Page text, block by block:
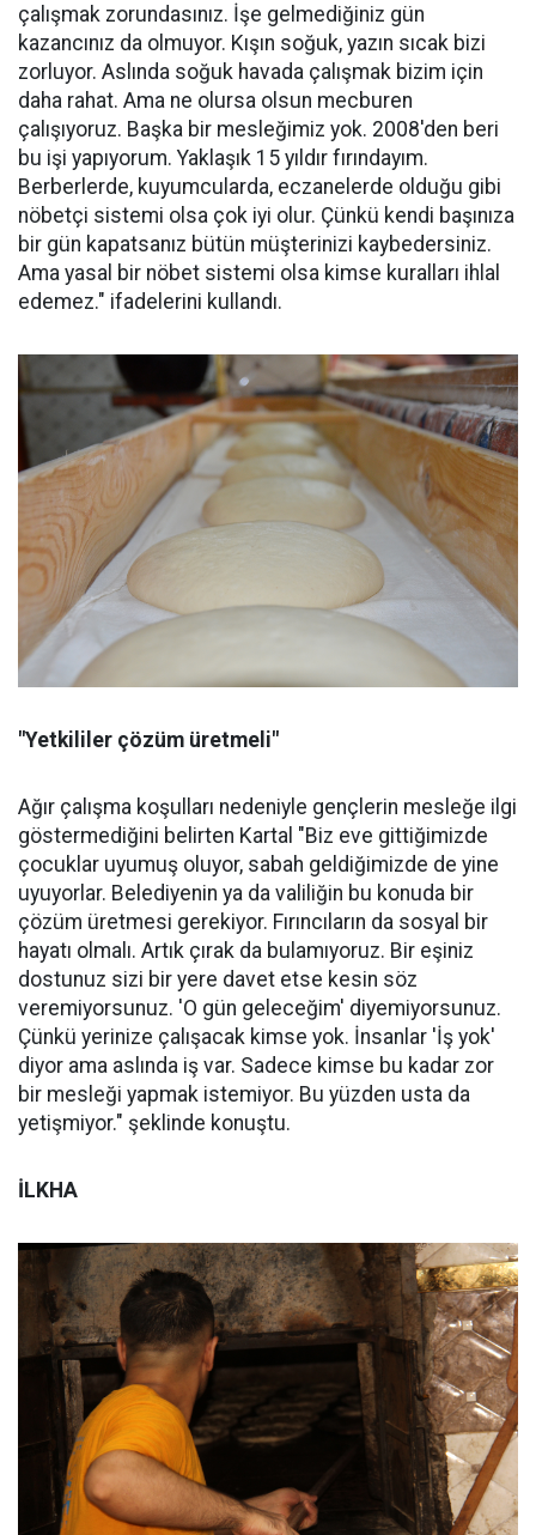
çalışmak zorundasınız. İşe gelmediğiniz gün
kazancınız da olmuyor. Kışın soğuk, yazın sıcak bizi
zorluyor. Aslında soğuk havada çalışmak bizim için
daha rahat. Ama ne olursa olsun mecburen
çalışıyoruz. Başka bir mesleğimiz yok. 2008'den beri
bu işi yapıyorum. Yaklaşık 15 yıldır fırındayım.
Berberlerde, kuyumcularda, eczanelerde olduğu gibi
nöbetçi sistemi olsa çok iyi olur. Çünkü kendi başınıza
bir gün kapatsanız bütün müşterinizi kaybedersiniz.
Ama yasal bir nöbet sistemi olsa kimse kuralları ihlal
edemez." ifadelerini kullandı.
"Yetkililer çözüm üretmeli"
Ağır çalışma koşulları nedeniyle gençlerin mesleğe ilgi
göstermediğini belirten Kartal "Biz eve gittiğimizde
çocuklar uyumuş oluyor, sabah geldiğimizde de yine
uyuyorlar. Belediyenin ya da valiliğin bu konuda bir
çözüm üretmesi gerekiyor. Fırıncıların da sosyal bir
hayatı olmalı. Artık çırak da bulamıyoruz. Bir eşiniz
dostunuz sizi bir yere davet etse kesin söz
veremiyorsunuz. 'O gün geleceğim' diyemiyorsunuz.
Çünkü yerinize çalışacak kimse yok. İnsanlar 'İş yok'
diyor ama aslında iş var. Sadece kimse bu kadar zor
bir mesleği yapmak istemiyor. Bu yüzden usta da
yetişmiyor." şeklinde konuştu.
İLKHA